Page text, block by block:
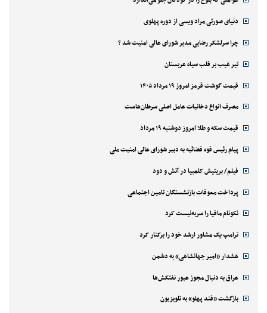
دنیای صورتی مراد ویسی از دوره پهلوی
چرا سرلشکر رضایی مدیر شورای عالی امنیت شد ؟
تیر غیب بر قلب سیاه عربستان
قیمت گوشت قرمز امروز ۱۹ مرداد ۱۴۰۵
مصرف انواع دخانیات عامل اصلی سرطان‌هاست
قیمت سکه و طلا امروز دوشنبه ۱۹ مرداد
پیام رئیس قوه قضائیه به دبیر شورای عالی امنیت ملی
فیلم/ بریتیش کلمبیا در آتش و دود
پرداخت معوقات بازنشستگان تامین اجتماعی
نکونام مافیا را سربه‌نیست کرد
ترامپ یک مشاور ارشد خود را برکنار کرد
هشدار «امیر جهانشاهی» به دشمن
عراق به دنبال مجوز عبور نفتکش‌ها
بازگشت «قند پهلو» به تلویزیون